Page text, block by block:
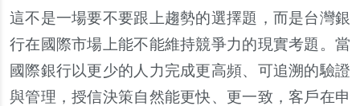
這不是一場要不要跟上趨勢的選擇題，而是台灣銀
行在國際市場上能不能維持競爭力的現實考題。當
國際銀行以更少的人力完成更高頻、可追溯的驗證
與管理，授信決策自然能更快、更一致，客戶在申